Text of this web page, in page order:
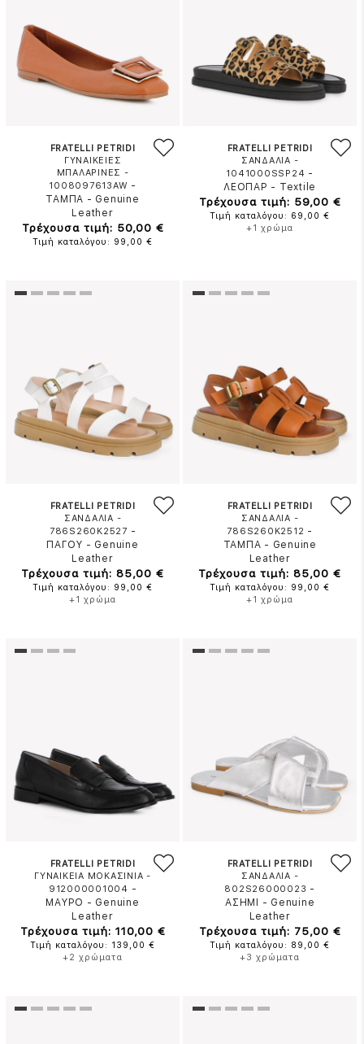
FRATELLI PETRIDI
ΓΥΝΑΙΚΕΙΕΣ
ΜΠΑΛΑΡΙΝΕΣ -
1008097613AW -
ΤΑΜΠΑ - Genuine
Leather
Τρέχουσα τιμή: 50,00 €
Τιμή καταλόγου: 99,00 €
FRATELLI PETRIDI
ΣΑΝΔΑΛΙΑ -
1041000SSP24 -
ΛΕΟΠΑΡ - Textile
Τρέχουσα τιμή: 59,00 €
Τιμή καταλόγου: 69,00 €
+1 χρώμα
FRATELLI PETRIDI
ΣΑΝΔΑΛΙΑ -
786S260K2527 -
ΠΑΓΟΥ - Genuine
Leather
Τρέχουσα τιμή: 85,00 €
Τιμή καταλόγου: 99,00 €
+1 χρώμα
FRATELLI PETRIDI
ΣΑΝΔΑΛΙΑ -
786S260K2512 -
ΤΑΜΠΑ - Genuine
Leather
Τρέχουσα τιμή: 85,00 €
Τιμή καταλόγου: 99,00 €
+1 χρώμα
FRATELLI PETRIDI
ΓΥΝΑΙΚΕΙΑ ΜΟΚΑΣΙΝΙΑ -
912000001004 -
ΜΑΥΡΟ - Genuine
Leather
Τρέχουσα τιμή: 110,00 €
Τιμή καταλόγου: 139,00 €
+2 χρώματα
FRATELLI PETRIDI
ΣΑΝΔΑΛΙΑ -
802S26000023 -
ΑΣΗΜΙ
- Genuine
Leather
Τρέχουσα τιμή: 75,00 €
Τιμή καταλόγου: 89,00 €
+3 χρώματα